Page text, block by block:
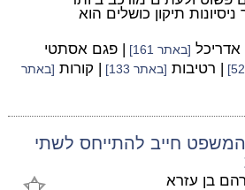
תיקון כושלים הוא
אדריכל [באתר 161] | פגם אסתטי
| רטיבות [באתר 133] | קורות [באתר
חייב להתייחס לשתי
בן עזרא